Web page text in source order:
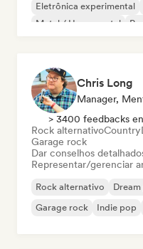
Eletrônica experimental
Metal / Heavy metal
Chris Long
Manager,
> 3400 feedbacks
Rock alternativoCountry
Garage rock
Dar conselhos
Representar/gerenciar
Rock alternativo
Garage rock
Indie pop